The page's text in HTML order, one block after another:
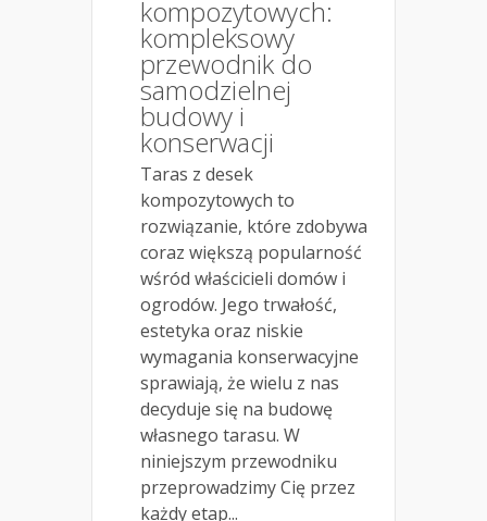
kompozytowych:
kompleksowy
przewodnik do
samodzielnej
budowy i
konserwacji
Taras z desek
kompozytowych to
rozwiązanie, które zdobywa
coraz większą popularność
wśród właścicieli domów i
ogrodów. Jego trwałość,
estetyka oraz niskie
wymagania konserwacyjne
sprawiają, że wielu z nas
decyduje się na budowę
własnego tarasu. W
niniejszym przewodniku
przeprowadzimy Cię przez
każdy etap...